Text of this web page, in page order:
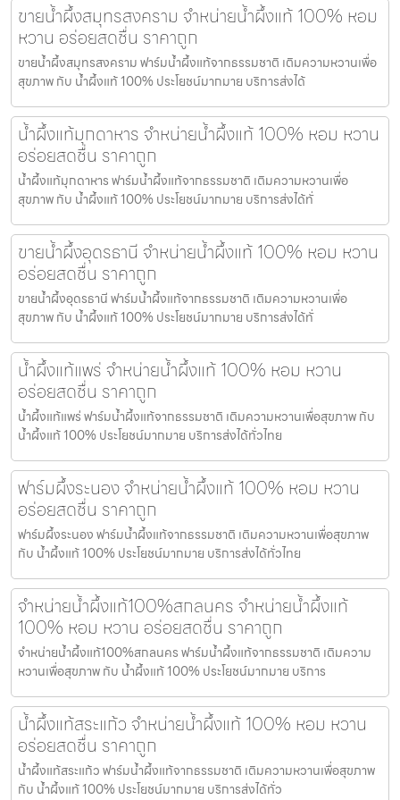
ขายน้ำผึ้งสมุทรสงคราม จำหน่ายน้ำผึ้งแท้ 100% หอม
หวาน อร่อยสดชื่น ราคาถูก
ขายน้ำผึ้งสมุทรสงคราม ฟาร์มน้ำผึ้งแท้จากธรรมชาติ เติมความหวานเพื่อ
สุขภาพ กับ น้ำผึ้งแท้ 100% ประโยชน์มากมาย บริการส่งได้
น้ำผึ้งแท้มุกดาหาร จำหน่ายน้ำผึ้งแท้ 100% หอม หวาน
อร่อยสดชื่น ราคาถูก
น้ำผึ้งแท้มุกดาหาร ฟาร์มน้ำผึ้งแท้จากธรรมชาติ เติมความหวานเพื่อ
สุขภาพ กับ น้ำผึ้งแท้ 100% ประโยชน์มากมาย บริการส่งได้ทั่
ขายน้ำผึ้งอุดรธานี จำหน่ายน้ำผึ้งแท้ 100% หอม หวาน
อร่อยสดชื่น ราคาถูก
ขายน้ำผึ้งอุดรธานี ฟาร์มน้ำผึ้งแท้จากธรรมชาติ เติมความหวานเพื่อ
สุขภาพ กับ น้ำผึ้งแท้ 100% ประโยชน์มากมาย บริการส่งได้ทั่
น้ำผึ้งแท้แพร่ จำหน่ายน้ำผึ้งแท้ 100% หอม หวาน
อร่อยสดชื่น ราคาถูก
น้ำผึ้งแท้แพร่ ฟาร์มน้ำผึ้งแท้จากธรรมชาติ เติมความหวานเพื่อสุขภาพ กับ
น้ำผึ้งแท้ 100% ประโยชน์มากมาย บริการส่งได้ทั่วไทย
ฟาร์มผึ้งระนอง จำหน่ายน้ำผึ้งแท้ 100% หอม หวาน
อร่อยสดชื่น ราคาถูก
ฟาร์มผึ้งระนอง ฟาร์มน้ำผึ้งแท้จากธรรมชาติ เติมความหวานเพื่อสุขภาพ
กับ น้ำผึ้งแท้ 100% ประโยชน์มากมาย บริการส่งได้ทั่วไทย
จำหน่ายน้ำผึ้งแท้100%สกลนคร จำหน่ายน้ำผึ้งแท้
100% หอม หวาน อร่อยสดชื่น ราคาถูก
จำหน่ายน้ำผึ้งแท้100%สกลนคร ฟาร์มน้ำผึ้งแท้จากธรรมชาติ เติมความ
หวานเพื่อสุขภาพ กับ น้ำผึ้งแท้ 100% ประโยชน์มากมาย บริการ
น้ำผึ้งแท้สระแก้ว จำหน่ายน้ำผึ้งแท้ 100% หอม หวาน
อร่อยสดชื่น ราคาถูก
น้ำผึ้งแท้สระแก้ว ฟาร์มน้ำผึ้งแท้จากธรรมชาติ เติมความหวานเพื่อสุขภาพ
กับ น้ำผึ้งแท้ 100% ประโยชน์มากมาย บริการส่งได้ทั่ว